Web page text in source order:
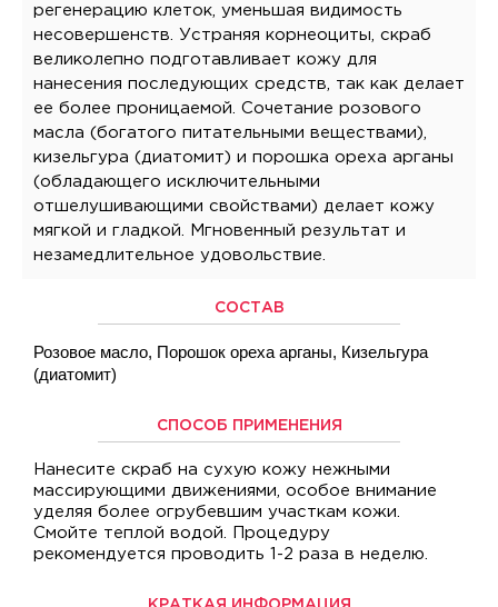
регенерацию клеток, уменьшая видимость
несовершенств. Устраняя корнеоциты, скраб
великолепно подготавливает кожу для
нанесения последующих средств, так как делает
ее более проницаемой. Сочетание розового
масла (богатого питательными веществами),
кизельгура (диатомит) и порошка ореха арганы
(обладающего исключительными
отшелушивающими свойствами) делает кожу
мягкой и гладкой. Мгновенный результат и
незамедлительное удовольствие.
СОСТАВ
Розовое масло, Порошок ореха арганы, Кизельгура
(диатомит)
СПОСОБ ПРИМЕНЕНИЯ
Нанесите скраб на сухую кожу нежными
массирующими движениями, особое внимание
уделяя более огрубевшим участкам кожи.
Смойте теплой водой. Процедуру
рекомендуется проводить 1-2 раза в неделю.